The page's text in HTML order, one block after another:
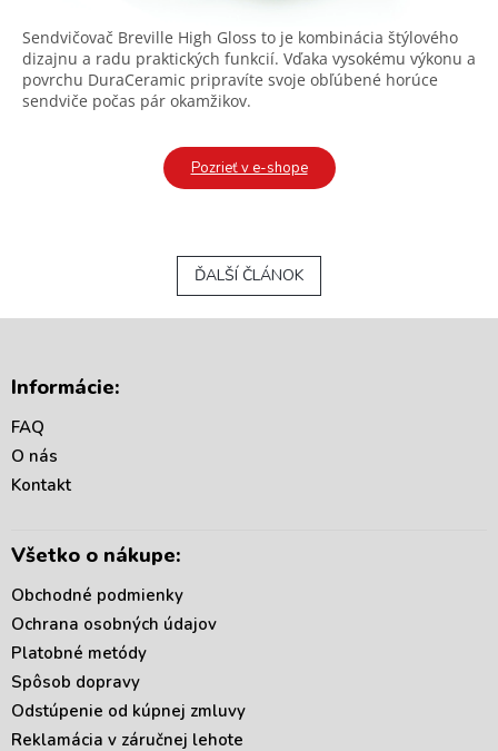
Sendvičovač Breville High Gloss to je kombinácia štýlového
dizajnu a radu praktických funkcií. Vďaka vysokému výkonu a
povrchu DuraCeramic pripravíte svoje obľúbené horúce
sendviče počas pár okamžikov.
Pozrieť v e-shope
ĎALŠÍ ČLÁNOK
Informácie:
FAQ
O nás
Kontakt
Všetko o nákupe:
Obchodné podmienky
Ochrana osobných údajov
Platobné metódy
Spôsob dopravy
Odstúpenie od kúpnej zmluvy
Reklamácia v záručnej lehote